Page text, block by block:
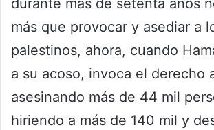
durante más de setenta años
más que provocar y asediar a
palestinos, ahora, cuando
a su acoso, invoca el derecho
asesinando más de 44 mil
hiriendo a más de 140 mil y